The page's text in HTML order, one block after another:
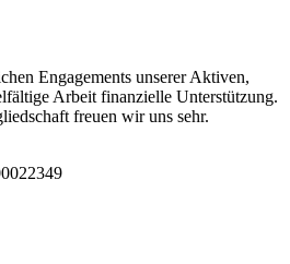
Engagements unserer Aktiven,
Arbeit finanzielle Unterstützung.
freuen wir uns sehr.